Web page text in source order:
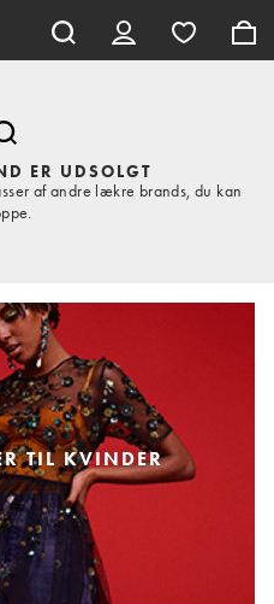
ER UDSOLGT
af andre lækre brands, du kan
TIL KVINDER